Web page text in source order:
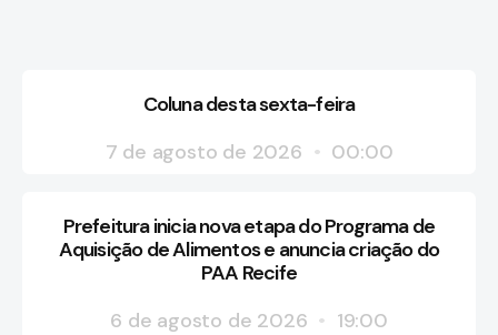
Coluna desta sexta-feira
7 de agosto de 2026
00:00
Prefeitura inicia nova etapa do Programa de
Aquisição de Alimentos e anuncia criação do
PAA Recife
6 de agosto de 2026
19:00